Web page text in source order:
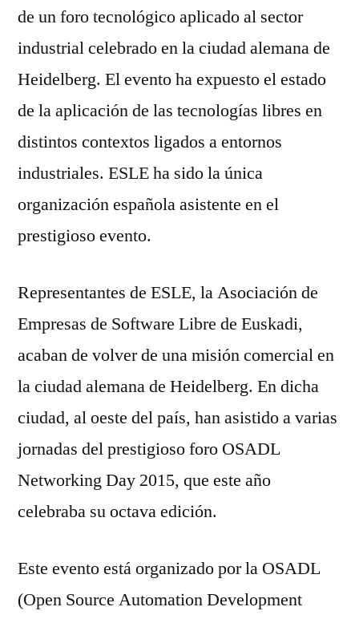
de un foro tecnológico aplicado al sector
industrial celebrado en la ciudad alemana de
Heidelberg. El evento ha expuesto el estado
de la aplicación de las tecnologías libres en
distintos contextos ligados a entornos
industriales. ESLE ha sido la única
organización española asistente en el
prestigioso evento.
Representantes de ESLE, la Asociación de
Empresas de Software Libre de Euskadi,
acaban de volver de una misión comercial en
la ciudad alemana de Heidelberg. En dicha
ciudad, al oeste del país, han asistido a varias
jornadas del prestigioso foro OSADL
Networking Day 2015, que este año
celebraba su octava edición.
Este evento está organizado por la OSADL
(Open Source Automation Development